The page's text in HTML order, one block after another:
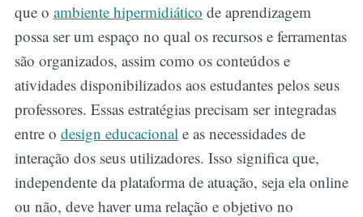
que o ambiente hipermidiático de aprendizagem
possa ser um espaço no qual os recursos e ferramentas
são organizados, assim como os conteúdos e
atividades disponibilizados aos estudantes pelos seus
professores. Essas estratégias precisam ser integradas
entre o design educacional e as necessidades de
interação dos seus utilizadores. Isso significa que,
independente da plataforma de atuação, seja ela online
ou não, deve haver uma relação e objetivo no